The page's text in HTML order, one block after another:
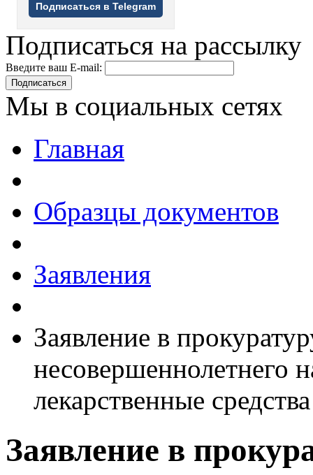
Подписаться в Telegram
Подписаться на рассылку
Введите ваш E-mail:
Подписаться
Мы в социальных сетях
Главная
Образцы документов
Заявления
Заявление в
несовершеннолетнего
лекарственные средства
Заявление в